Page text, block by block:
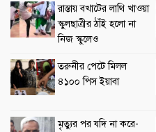
রাস্তায় বখাটের লাথি খাওয়া
স্কুলছাত্রীর ঠাঁই হলো না
নিজ স্কুলেও
তরুনীর পেটে মিলল
৪১০০ পিস ইয়াবা
মৃত্যুর পর যদি না করে-